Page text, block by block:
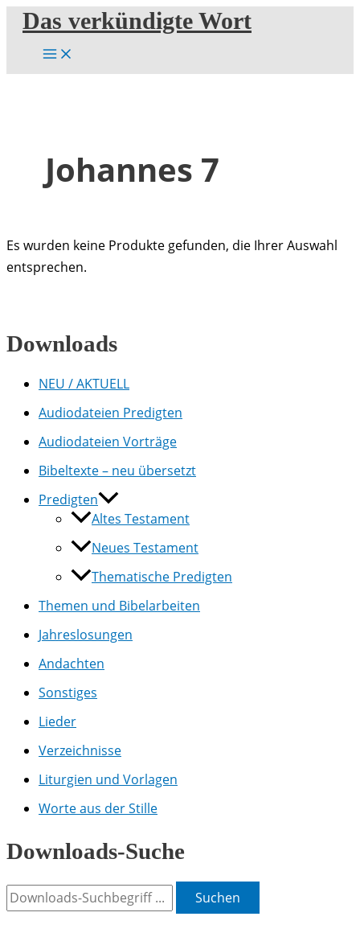
Zum
Inhalt
springen
Das verkündigte Wort
Johannes 7
Es wurden keine Produkte gefunden, die Ihrer Auswahl
entsprechen.
Downloads
NEU / AKTUELL
Audiodateien Predigten
Audiodateien Vorträge
Bibeltexte – neu übersetzt
Predigten
Altes Testament
Neues Testament
Thematische Predigten
Themen und Bibelarbeiten
Jahreslosungen
Andachten
Sonstiges
Lieder
Verzeichnisse
Liturgien und Vorlagen
Worte aus der Stille
Downloads-Suche
Suchen